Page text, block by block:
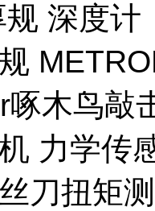
深度
木鸟敲
力学传
刀扭矩